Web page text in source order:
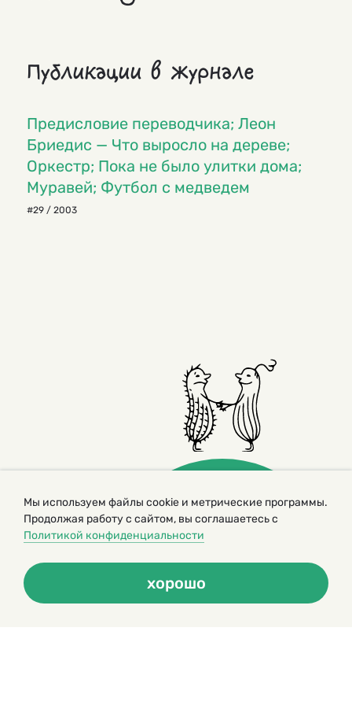
Публикации в журнале
Предисловие переводчика; Леон
Бриедис — Что выросло на дереве;
Оркестр; Пока не было улитки дома;
Муравей; Футбол с медведем
#29 / 2003
© 2000 – 2026. Кукумбер. Литературный иллюстрированный
Копирование материалов возможно только с разрешения редакторов
сайта
Политика конфиденциальности
Мы используем файлы cookie и метрические программы.
Продолжая работу с сайтом, вы соглашаетесь с
Политикой конфиденциальности
хорошо